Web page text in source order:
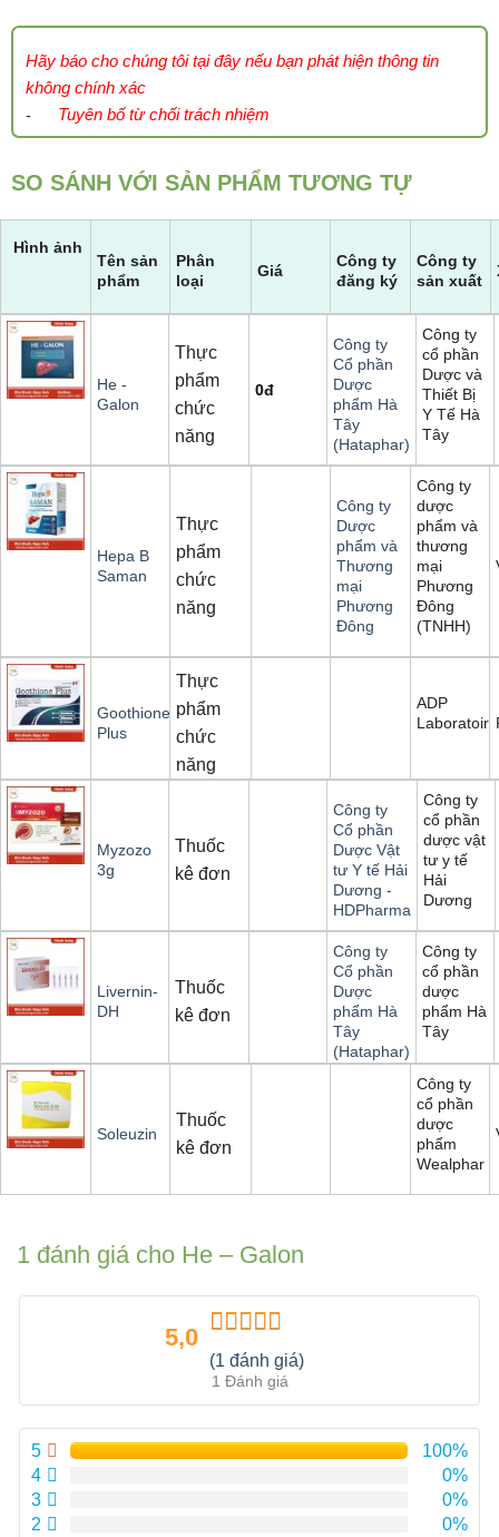
Hãy báo cho chúng tôi tại đây nếu bạn phát hiện thông tin
không chính xác
- Tuyên bố từ chối trách nhiệm
SO SÁNH VỚI SẢN PHẨM TƯƠNG TỰ
Hình ảnh
Tên sản
phẩm
Phân
loại
Giá
Công ty
đăng ký
Công ty
sản xuất
He -
Galon
Thực
phẩm
chức
năng
0đ
Công ty
Cổ phần
Dược
phẩm Hà
Tây
(Hataphar)
Công ty
cổ phần
Dược và
Thiết Bị
Y Tế Hà
Tây
Hepa B
Saman
Thực
phẩm
chức
năng
Công ty
Dược
phẩm và
Thương
mại
Phương
Đông
Công ty
dược
phẩm và
thương
mại
Phương
Đông
(TNHH)
Goothione
Plus
Thực
phẩm
chức
năng
ADP
Laboratoire
Myzozo
3g
Thuốc
kê đơn
Công ty
Cổ phần
Dược Vật
tư Y tế Hải
Dương -
HDPharma
Công ty
cổ phần
dược vật
tư y tế
Hải
Dương
Livernin-
DH
Thuốc
kê đơn
Công ty
Cổ phần
Dược
phẩm Hà
Tây
(Hataphar)
Công ty
cổ phần
dược
phẩm Hà
Tây
Soleuzin
Thuốc
kê đơn
Công ty
cổ phần
dược
phẩm
Wealphar
1 đánh giá cho He – Galon
5,0
Được xếp
hạng 5.00
sao
(1 đánh giá)
1 Đánh giá
5
100%
4
0%
3
0%
2
0%